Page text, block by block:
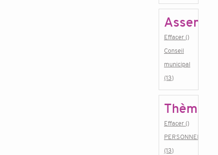
Effacer ()
Conseil
municipal
(13)
Thème
Effacer ()
PERSONNEL
(13)